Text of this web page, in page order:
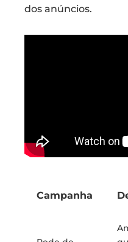
dos anúncios.
Campanha